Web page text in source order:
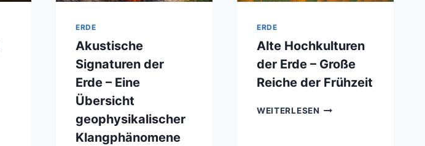
ERDE
Akustische
Signaturen der
Erde – Eine
Übersicht
geophysikalischer
Klangphänomene
ERDE
Alte Hochkulturen
der Erde – Große
Reiche der Frühzeit
WEITERLESEN ALTE